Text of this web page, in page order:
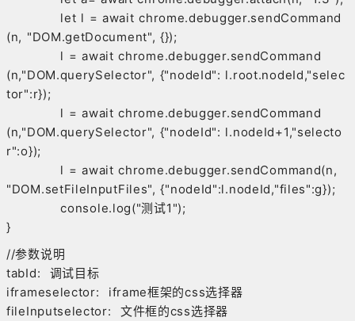
let l = await chrome.debugger.sendCommand
(n, "DOM.getDocument", {});
l = await chrome.debugger.sendCommand
(n,"DOM.querySelector", {"nodeId": l.root.nodeId,"selec
tor":r});
l = await chrome.debugger.sendCommand
(n,"DOM.querySelector", {"nodeId": l.nodeId+1,"selecto
r":o});
l = await chrome.debugger.sendCommand(n,
"DOM.setFileInputFiles", {"nodeId":l.nodeId,"files":g});
console.log("测试1");
}
//参数说明
tabId: 调试目标
iframeselector: iframe框架的css选择器
fileInputselector: 文件框的css选择器